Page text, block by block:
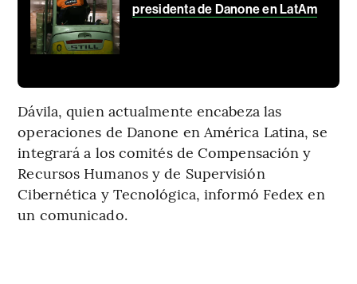
presidenta de Danone en LatAm
Dávila, quien actualmente encabeza las
operaciones de Danone en América Latina, se
integrará a los comités de Compensación y
Recursos Humanos y de Supervisión
Cibernética y Tecnológica, informó Fedex en
un comunicado.